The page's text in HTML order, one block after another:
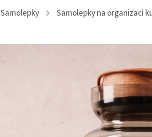
Samolepky / Samolepky na organizaci